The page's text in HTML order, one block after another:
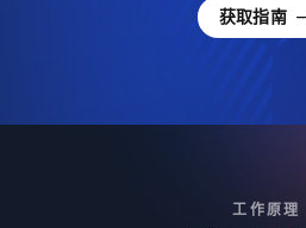
获取指南
工作原理